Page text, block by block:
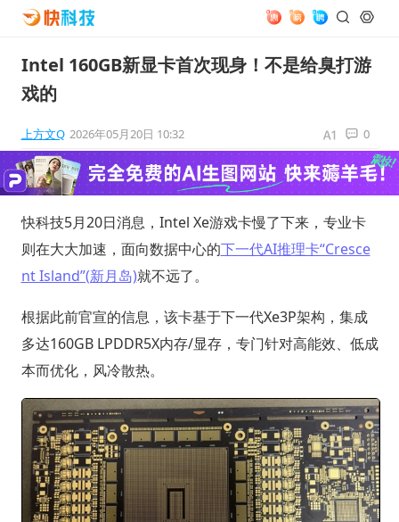
Intel 160GB新显卡首次现身！不是给臭打游
戏的
上方文Q 2026年05月20日 10:32 0
快科技5月20日消息，Intel Xe游戏卡慢了下来，专业卡
则在大大加速，面向数据中心的下一代AI推理卡“Cresce
nt Island”(新月岛)就不远了。
根据此前官宣的信息，该卡基于下一代Xe3P架构，集成
多达160GB LPDDR5X内存/显存，专门针对高能效、低成
本而优化，风冷散热。